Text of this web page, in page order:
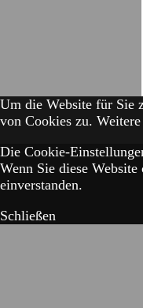
Um die Website für Sie
von Cookies zu.
Die Cookie-
Wenn Sie diese
einverstanden.
Schließen